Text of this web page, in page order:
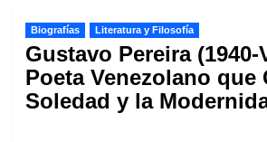
Biografías Literatura y Filosofía
Gustavo Pereira (1940-
Poeta Venezolano que
Soledad y la